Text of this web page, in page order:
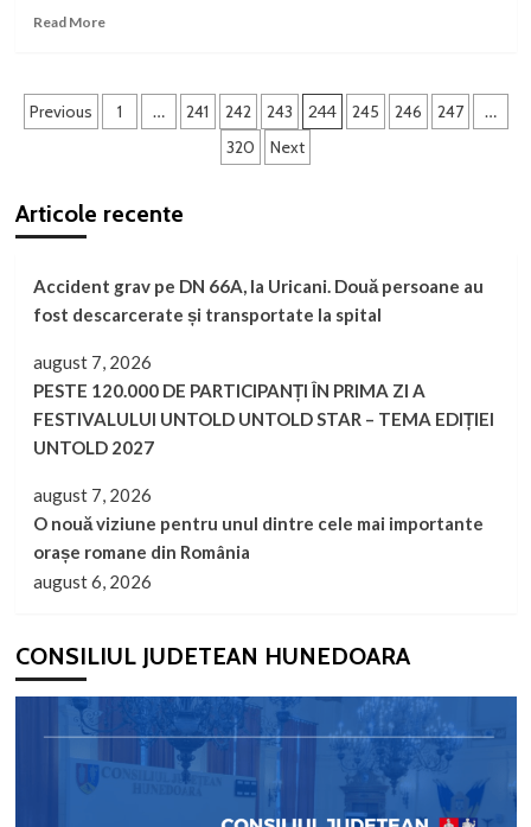
participanți
țări
Read MoreRead
Județean
Hunedoara
reconversie
Exploatări
Miniere
prin
Tranziție
Justă
Paginație
Previous 1 … 241 242 243 244 245 246 247 …
320 Next
Articole recente
Accident grav pe DN 66A, la Uricani. Două persoane au
fost descarcerate și transportate la spital
august 7, 2026
PESTE 120.000 DE PARTICIPANȚI ÎN PRIMA ZI A
FESTIVALULUI UNTOLD UNTOLD STAR – TEMA EDIȚIEI
UNTOLD 2027
august 7, 2026
O nouă viziune pentru unul dintre cele mai importante
orașe romane din România
august 6, 2026
CONSILIUL JUDETEAN HUNEDOARA